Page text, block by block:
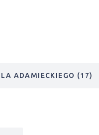
ADAMIECKIEGO (17)